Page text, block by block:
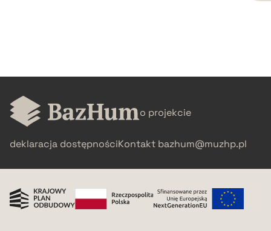
pobierz cytat
o projekcie
deklaracja dostępnościKontakt bazhum@muzhp.pl